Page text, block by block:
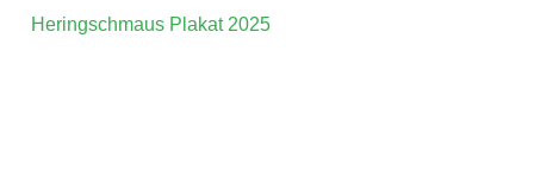
Heringschmaus Plakat 2025